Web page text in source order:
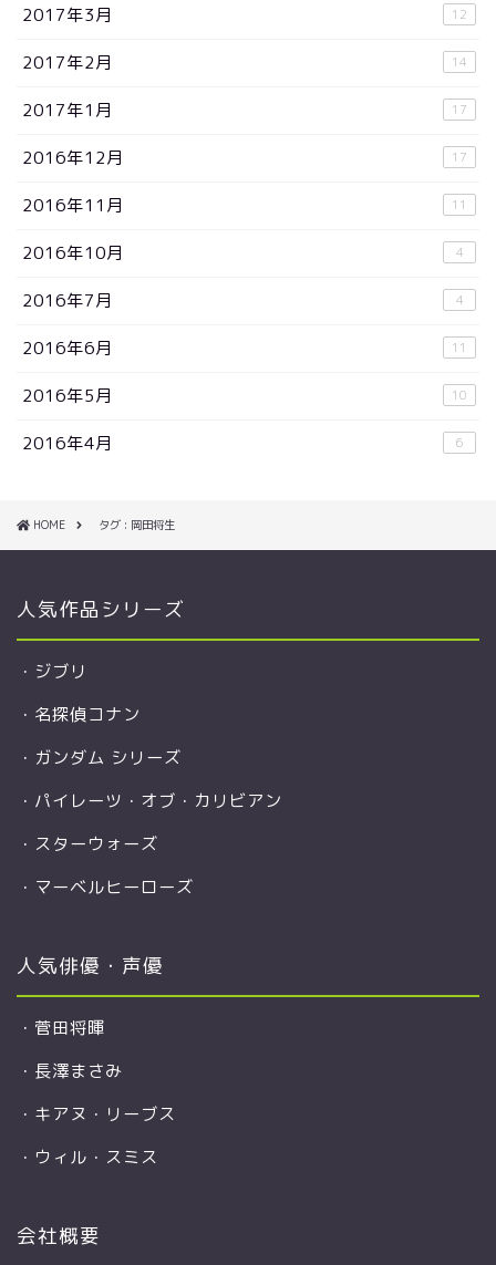
2017年3月 12
2017年2月 14
2017年1月 17
2016年12月 17
2016年11月 11
2016年10月 4
2016年7月 4
2016年6月 11
2016年5月 10
2016年4月 6
HOME タグ : 岡田将生
人気作品シリーズ
・ ジブリ
・ 名探偵コナン
・ ガンダム シリーズ
・ パイレーツ・オブ・カリビアン
・ スターウォーズ
・ マーベルヒーローズ
人気俳優・声優
・ 菅田将暉
・ 長澤まさみ
・ キアヌ・リーブス
・ ウィル・スミス
会社概要